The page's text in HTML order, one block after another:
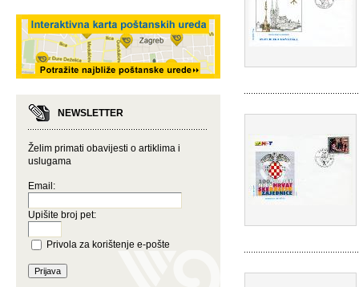
NEWSLETTER
Želim primati obavijesti o artiklima i
uslugama
Email:
Upišite broj pet:
Privola za korištenje e-pošte